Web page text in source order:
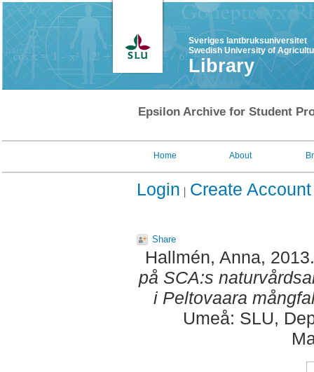
Sveriges lantbruksuniversitet
Swedish University of
Library
Epsilon Archive for Student
Home About
Login Create Account
Share
Hallmén, Anna,
på SCA:s
i Peltovaara
Umeå: SLU,